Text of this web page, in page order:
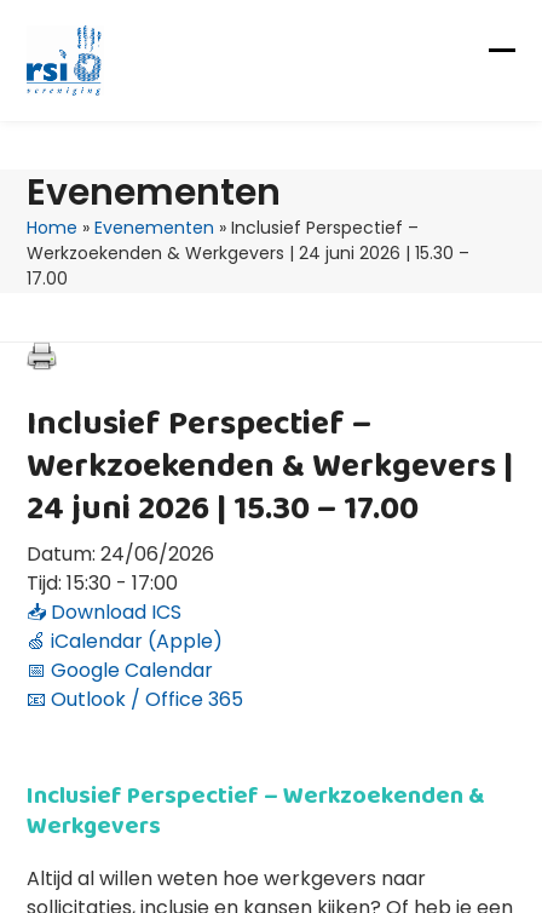
content
Evenementen
Home »Evenementen »Inclusief Perspectief –
Werkzoekenden & Werkgevers | 24 juni 2026 | 15.30 –
17.00
Inclusief Perspectief –
Werkzoekenden & Werkgevers |
24 juni 2026 | 15.30 – 17.00
Datum: 24/06/2026
Tijd: 15:30 - 17:00
📥 Download ICS
🍏 iCalendar (Apple)
📅 Google Calendar
📧 Outlook / Office 365
Inclusief Perspectief – Werkzoekenden &
Werkgevers
Altijd al willen weten hoe werkgevers naar